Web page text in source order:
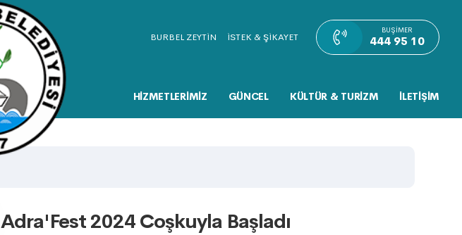
BURBEL ZEYTİN İSTEK & ŞİKAYET
BUŞIMER
444 95 10
HİZMETLERİMİZ GÜNCEL KÜLTÜR & TURİZM İLETİŞİM
Adra'Fest 2024 Coşkuyla Başladı